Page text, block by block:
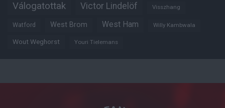
Válogatottak Victor Lindelöf Visszhang
Watford West Brom West Ham Willy Kambwala
Wout Weghorst Youri Tielemans